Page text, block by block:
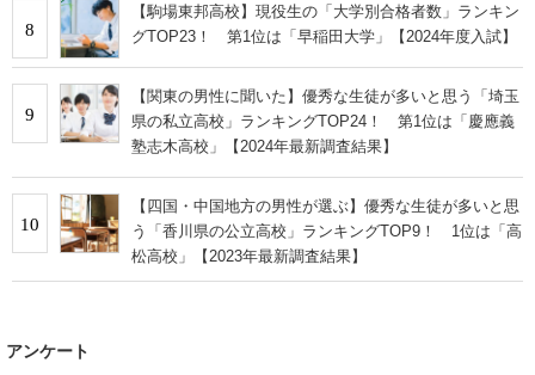
8
【駒場東邦高校】現役生の「大学別合格者数」ランキン
グTOP23！ 第1位は「早稲田大学」【2024年度入試】
9
【関東の男性に聞いた】優秀な生徒が多いと思う「埼玉
県の私立高校」ランキングTOP24！ 第1位は「慶應義
塾志木高校」【2024年最新調査結果】
10
【四国・中国地方の男性が選ぶ】優秀な生徒が多いと思
う「香川県の公立高校」ランキングTOP9！ 1位は「高
松高校」【2023年最新調査結果】
アンケート